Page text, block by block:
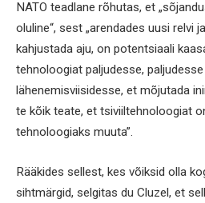
NATO teadlane rõhutas, et
oluline“, sest „arendades uusi relvi
kahjustada aju, on potentsiaali
tehnoloogiat paljudesse,
lähenemisviisidesse, et mõjutada
te kõik teate, et tsiviiltehnoloogiat
tehnoloogiaks muuta”.
Rääkides sellest, kes võiksid olla
sihtmärgid, selgitas du Cluzel, et